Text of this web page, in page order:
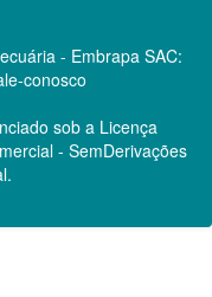
- Embrapa SAC:
conosco
sob a Licença
- SemDerivações